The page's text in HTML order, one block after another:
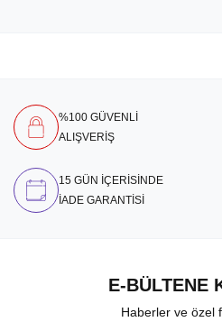
%100 GÜVENLİ
ALIŞVERİŞ
15 GÜN İÇERİSİNDE
İADE GARANTİSİ
E-BÜLTENE
Haberler ve özel